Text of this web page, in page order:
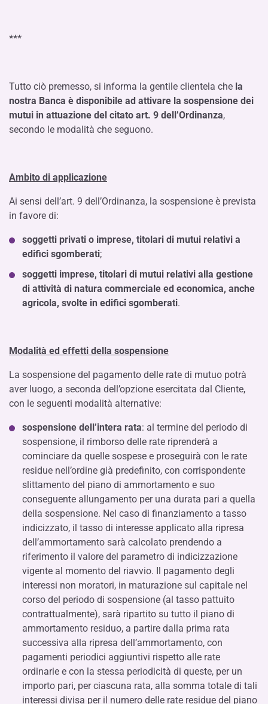
***
Tutto ciò premesso, si informa la gentile clientela che la
nostra Banca è disponibile ad attivare la sospensione dei
mutui in attuazione del citato art. 9 dell’Ordinanza,
secondo le modalità che seguono.
Ambito di applicazione
Ai sensi dell’art. 9 dell’Ordinanza, la sospensione è prevista
in favore di:
soggetti privati o imprese, titolari di mutui relativi a
edifici sgomberati;
soggetti imprese, titolari di mutui relativi alla gestione
di attività di natura commerciale ed economica, anche
agricola, svolte in edifici sgomberati.
Modalità ed effetti della sospensione
La sospensione del pagamento delle rate di mutuo potrà
aver luogo, a seconda dell’opzione esercitata dal Cliente,
con le seguenti modalità alternative:
sospensione dell’intera rata: al termine del periodo di
sospensione, il rimborso delle rate riprenderà a
cominciare da quelle sospese e proseguirà con le rate
residue nell’ordine già predefinito, con corrispondente
slittamento del piano di ammortamento e suo
conseguente allungamento per una durata pari a quella
della sospensione. Nel caso di finanziamento a tasso
indicizzato, il tasso di interesse applicato alla ripresa
dell’ammortamento sarà calcolato prendendo a
riferimento il valore del parametro di indicizzazione
vigente al momento del riavvio. Il pagamento degli
interessi non moratori, in maturazione sul capitale nel
corso del periodo di sospensione (al tasso pattuito
contrattualmente), sarà ripartito su tutto il piano di
ammortamento residuo, a partire dalla prima rata
successiva alla ripresa dell’ammortamento, con
pagamenti periodici aggiuntivi rispetto alle rate
ordinarie e con la stessa periodicità di queste, per un
importo pari, per ciascuna rata, alla somma totale di tali
interessi divisa per il numero delle rate residue del piano